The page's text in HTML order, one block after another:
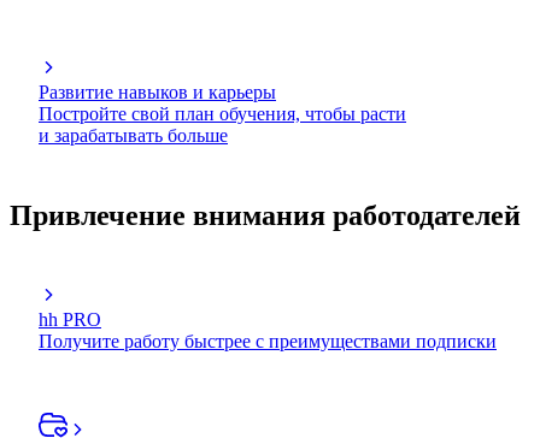
Развитие навыков и карьеры
Постройте свой план обучения, чтобы расти
и зарабатывать больше
Привлечение внимания работодателей
hh PRO
Получите работу быстрее с преимуществами подписки